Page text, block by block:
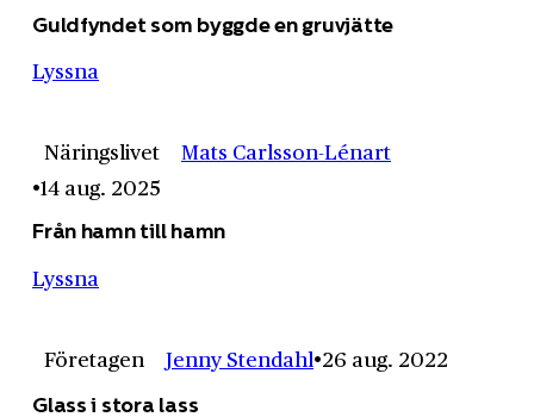
Guldfyndet som byggde en gruvjätte
Lyssna
Näringslivet
Mats Carlsson-Lénart
14 aug. 2025
Från hamn till hamn
Lyssna
Företagen Jenny Stendahl 26 aug. 2022
Glass i stora lass